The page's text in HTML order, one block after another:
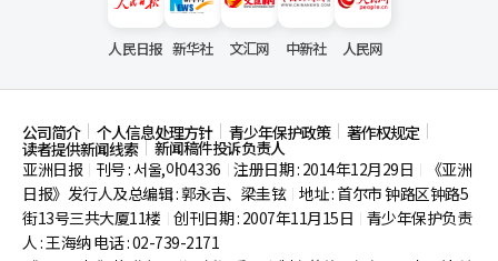
人民日报 新华社 文汇网 中新社 人民网
公司简介 个人信息处理方针 青少年保护政策 著作权规定
读者提供新闻线索
新闻稿件投诉负责人
亚洲日报
刊号 : 서울,아04336 注册日期 : 2014年12月29日
《亚洲
日报》发行人及总编辑 : 郭永吉、梁圭铉 地址 : 首尔市钟路区钟路5
街13号三共大厦11楼 创刊日期 : 2007年11月15日
青少年保护负责
人 : 王海纳 电话 : 02-739-2171